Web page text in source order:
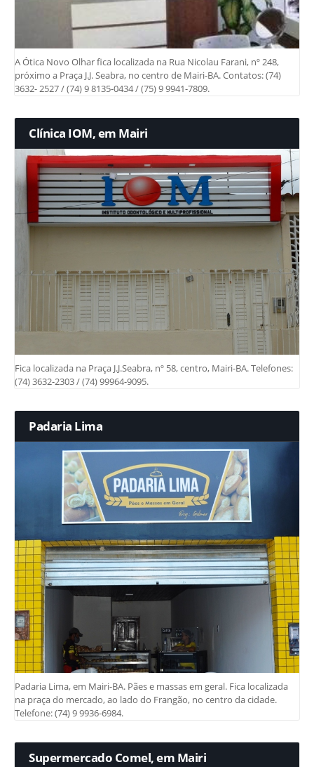
A Ótica Novo Olhar fica localizada na Rua Nicolau Farani, nº 248,
próximo a Praça J.J. Seabra, no centro de Mairi-BA. Contatos: (74)
3632- 2527 / (74) 9 8135-0434 / (75) 9 9941-7809.
Clínica IOM, em Mairi
Fica localizada na Praça J.J.Seabra, nº 58, centro, Mairi-BA. Telefones:
(74) 3632-2303 / (74) 99964-9095.
Padaria Lima
Padaria Lima, em Mairi-BA. Pães e massas em geral. Fica localizada
na praça do mercado, ao lado do Frangão, no centro da cidade.
Telefone: (74) 9 9936-6984.
Supermercado Comel, em Mairi